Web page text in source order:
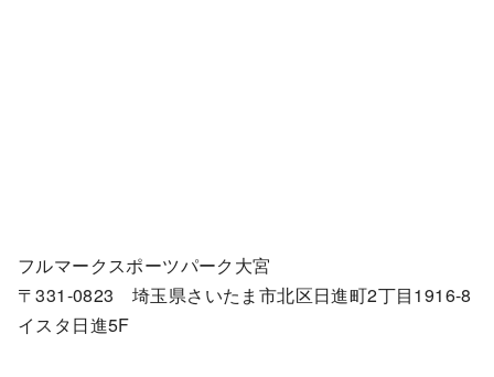
フルマークスポーツパーク大宮
〒331-0823 埼玉県さいたま市北区日進町2丁目1916-8
イスタ日進5F